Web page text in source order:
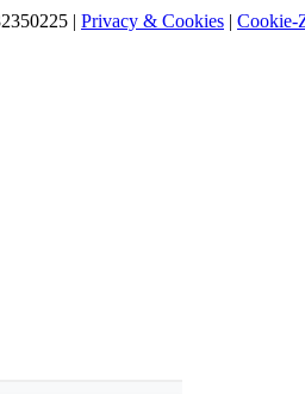
| Privacy & Cookies | Cookie-